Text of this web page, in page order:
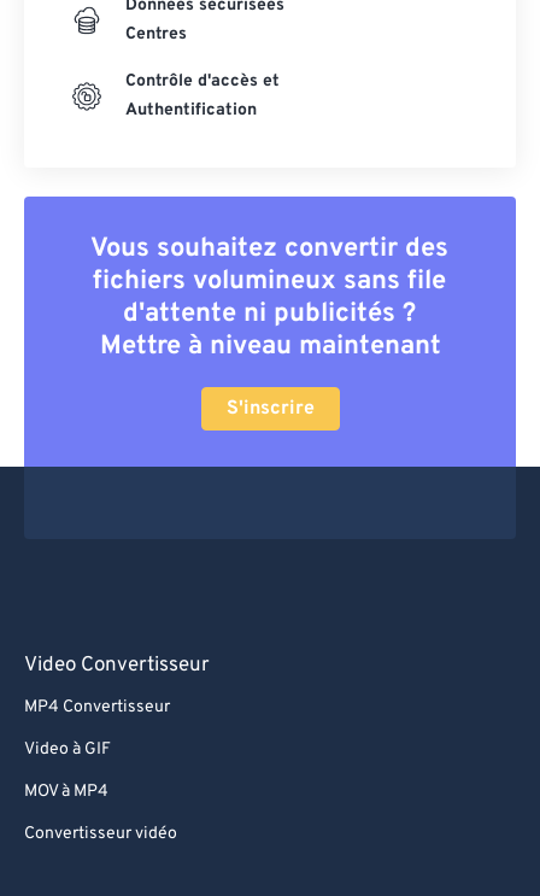
Données sécurisées
Centres
Contrôle d'accès et
Authentification
Vous souhaitez convertir des
fichiers volumineux sans file
d'attente ni publicités ?
Mettre à niveau maintenant
S'inscrire
Video Convertisseur
MP4 Convertisseur
Video à GIF
MOV à MP4
Convertisseur vidéo